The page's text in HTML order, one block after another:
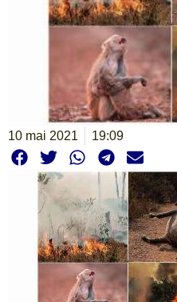
10 mai 2021 19:09